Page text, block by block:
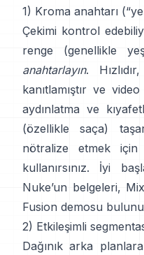
1) Kroma anahtarı
Çekimi kontrol
renge (genellikle
anahtarlayın.
kanıtlamıştır ve
aydınlatma ve
(özellikle saça)
nötralize etmek için
kullanırsınız. İyi
Nuke’un belgeleri,
Fusion demosu
2) Etkileşimli
Dağınık arka